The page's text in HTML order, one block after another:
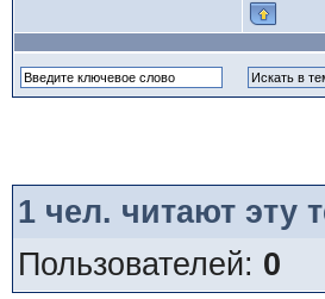
1чел. читают эту
Пользователей: 0